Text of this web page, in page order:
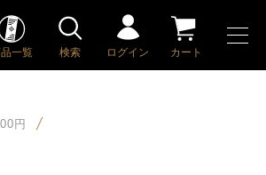
一覧 検索 ログイン カート
円